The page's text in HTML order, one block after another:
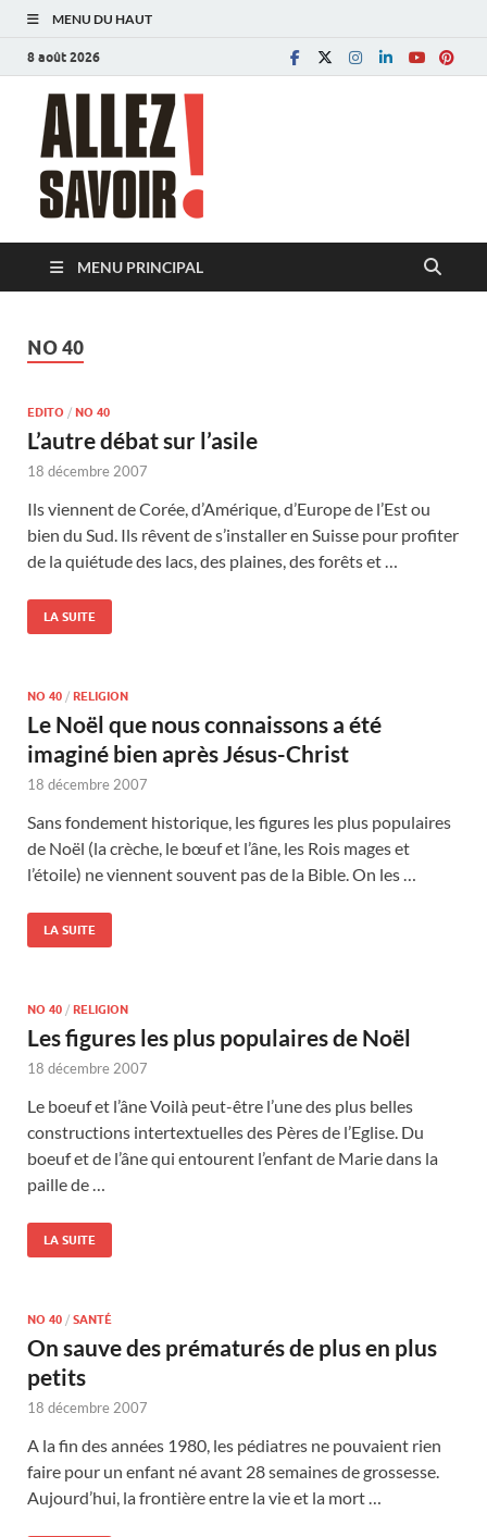
MENU DU HAUT
8 août 2026
MENU PRINCIPAL
NO 40
EDITO / NO 40
L’autre débat sur l’asile
18 décembre 2007
Ils viennent de Corée, d’Amérique, d’Europe de l’Est ou
bien du Sud. Ils rêvent de s’installer en Suisse pour profiter
de la quiétude des lacs, des plaines, des forêts et …
LA SUITE
NO 40 / RELIGION
Le Noël que nous connaissons a été
imaginé bien après Jésus-Christ
18 décembre 2007
Sans fondement historique, les figures les plus populaires
de Noël (la crèche, le bœuf et l’âne, les Rois mages et
l’étoile) ne viennent souvent pas de la Bible. On les …
LA SUITE
NO 40 / RELIGION
Les figures les plus populaires de Noël
18 décembre 2007
Le boeuf et l’âne Voilà peut-être l’une des plus belles
constructions intertextuelles des Pères de l’Eglise. Du
boeuf et de l’âne qui entourent l’enfant de Marie dans la
paille de …
LA SUITE
NO 40 / SANTÉ
On sauve des prématurés de plus en plus
petits
18 décembre 2007
A la fin des années 1980, les pédiatres ne pouvaient rien
faire pour un enfant né avant 28 semaines de grossesse.
Aujourd’hui, la frontière entre la vie et la mort …